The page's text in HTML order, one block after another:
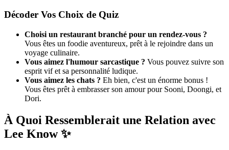
Décoder Vos Choix de Quiz
Choisi un restaurant branché pour un rendez-vous ?
Vous êtes un foodie aventureux, prêt à le rejoindre dans un
voyage culinaire.
Vous aimez l'humour sarcastique ? Vous pouvez suivre son
esprit vif et sa personnalité ludique.
Vous aimez les chats ? Eh bien, c'est un énorme bonus !
Vous êtes prêt à embrasser son amour pour Sooni, Doongi, et
Dori.
À Quoi Ressemblerait une Relation avec
Lee Know ✨